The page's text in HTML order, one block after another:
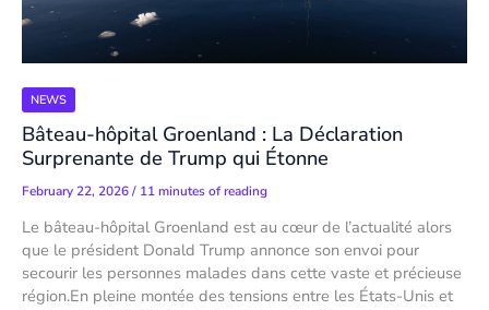
NEWS
Bâteau-hôpital Groenland : La Déclaration
Surprenante de Trump qui Étonne
February 22, 2026/ 11 minutes of reading
Le bâteau-hôpital Groenland est au cœur de l’actualité alors
que le président Donald Trump annonce son envoi pour
secourir les personnes malades dans cette vaste et précieuse
région.En pleine montée des tensions entre les États-Unis et